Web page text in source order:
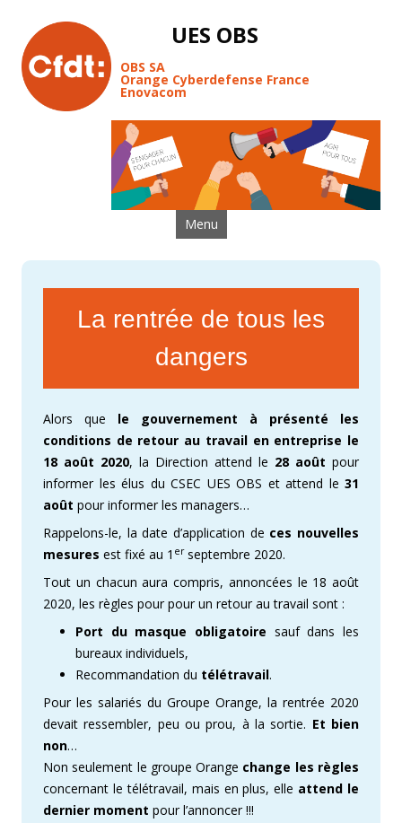
UES OBS
OBS SA
Orange Cyberdefense France
Enovacom
Menu Aller au contenu
La rentrée de tous les
dangers
Alors que le gouvernement à présenté les
conditions de retour au travail en entreprise le
18 août 2020, la Direction attend le 28 août pour
informer les élus du CSEC UES OBS et attend le 31
août pour informer les managers…
Rappelons-le, la date d’application de ces nouvelles
mesures est fixé au 1 erseptembre 2020.
Tout un chacun aura compris, annoncées le 18 août
2020, les règles pour pour un retour au travail sont :
Port du masque obligatoire sauf dans les
bureaux individuels,
Recommandation du télétravail.
Pour les salariés du Groupe Orange, la rentrée 2020
devait ressembler, peu ou prou, à la sortie. Et bien
non…
Non seulement le groupe Orange change les règles
concernant le télétravail, mais en plus, elle attend le
dernier moment pour l’annoncer !!!